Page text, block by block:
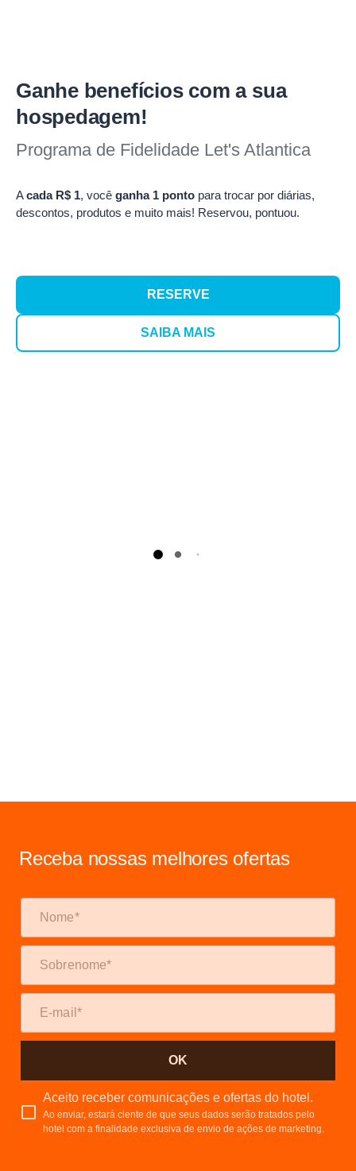
Ganhe benefícios com a sua
hospedagem!
Programa de Fidelidade Let's Atlantica
Acada R$ 1, você ganha 1 ponto para trocar por diárias,
descontos, produtos e muito mais! Reservou, pontuou.
RESERVE
SAIBA MAIS
Receba nossas melhores ofertas
OK
Aceito receber comunicações e ofertas do hotel.
Ao enviar, estará ciente de que seus dados serão tratados pelo
hotel com a finalidade exclusiva de envio de ações de marketing.